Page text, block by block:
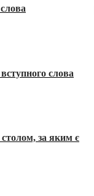
слова
за яким є